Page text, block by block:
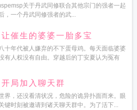
关于丹武同修联合其他宗门的强者一起
，一个丹武同修强者的武...
催生的婆婆一胎多宝
十年代被人嫌弃的不下蛋母鸡。每天面临婆婆
有人权没有自由。穿越后的丁安夏认为冤有
局加入聊天群
界，还没看清状况，危险的诡异扑面而来。眼
键时刻被邀请到诸天聊天群中。为了活下...